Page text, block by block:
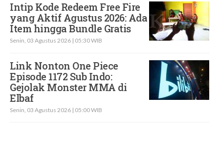
Intip Kode Redeem Free Fire
yang Aktif Agustus 2026: Ada
Item hingga Bundle Gratis
Senin, 03 Agustus 2026 | 05:30 WIB
Link Nonton One Piece
Episode 1172 Sub Indo:
Gejolak Monster MMA di
Elbaf
Senin, 03 Agustus 2026 | 05:00 WIB